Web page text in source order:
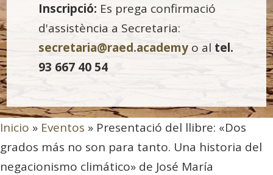
Inscripció: Es prega confirmació
d'assistència a Secretaria:
secretaria@raed.academyo al tel.
93 667 40 54
Inicio » Eventos » Presentació del llibre: «Dos
grados más no son para tanto. Una historia del
negacionismo climático» de José María